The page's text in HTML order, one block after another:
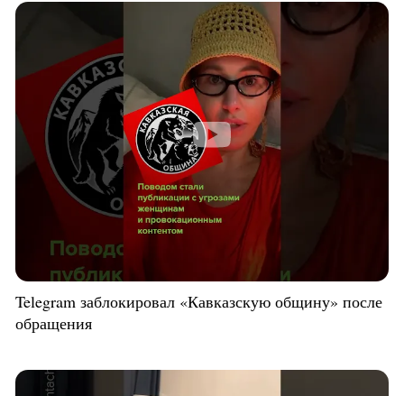
Telegram заблокировал «Кавказскую общину» после
обращения